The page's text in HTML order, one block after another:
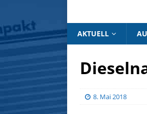
AKTUELL
8. Mai 2018